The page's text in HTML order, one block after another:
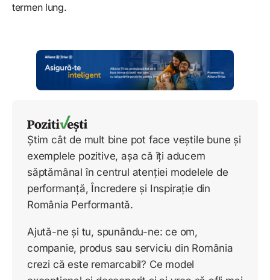
termen lung.
Știm cât de mult bine pot face veștile bune și
exemplele pozitive, așa că îți aducem
săptămânal în centrul atenției modelele de
performanță, Încredere și Inspirație din
România Performantă.
Ajută-ne și tu, spunându-ne: ce om,
companie, produs sau serviciu din România
crezi că este remarcabil? Ce model